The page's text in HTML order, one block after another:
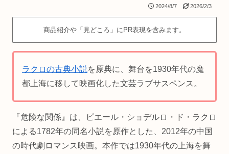
2024/8/7 2026/2/3
商品紹介や「見どころ」にPR表現を含みます。
ラクロの古典小説 を原典に、舞台を1930年代の魔
都上海に移して映画化した文芸ラブサスペンス。
『危険な関係』は、ピエール・ショデルロ・ド・ラクロ
による1782年の同名小説を原作とした、2012年の中国
の時代劇ロマンス映画。本作では1930年代の上海を舞